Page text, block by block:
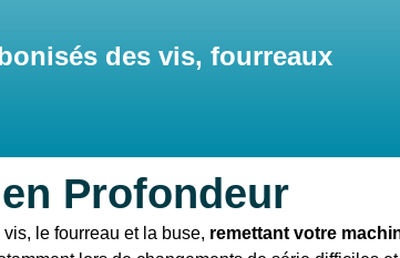
des vis, fourreaux
Profondeur
le fourreau et la buse, remettant votre